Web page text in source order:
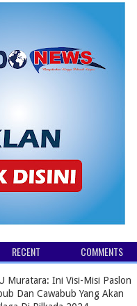
RECENT COMMENTS
Muratara: Ini Visi-Misi Paslon
Dan Cawabub Yang Akan